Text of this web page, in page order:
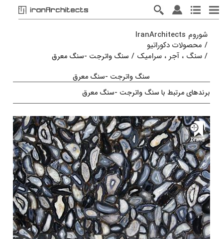
شوروم IranArchitects
/ محصولات دکوراتیو
/ سنگ ، آجر ، سرامیک / سنگ واترجت -سنگ معرق
سنگ واترجت -سنگ معرق
برندهای مرتبط با سنگ واترجت -سنگ معرق